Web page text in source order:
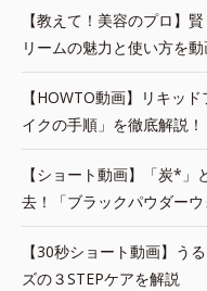
【教えて！美容のプロ】
リームの魅力と使い方を動
【HOWTO動画】リキッ
イクの手順」を徹底解説！
【ショート動画】「炭*
去！「ブラックパウダー
【30秒ショート動画】う
ズの３STEPケアを解説